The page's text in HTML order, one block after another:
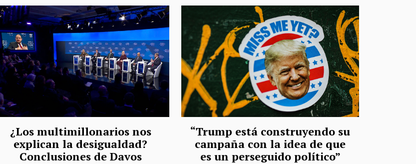
¿Los multimillonarios nos
explican la desigualdad?
Conclusiones de Davos
“Trump está construyendo su
campaña con la idea de que
es un perseguido político”